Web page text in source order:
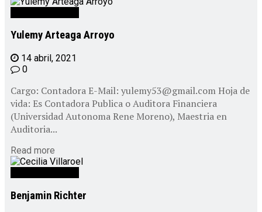
Yulemy Arteaga Arroyo
14 abril, 2021
0
Cargo: Contadora E-Mail: yulemy53@gmail.com Hoja de
vida: Es Contadora Publica o Auditora Financiera
(Universidad Autonoma Rene Moreno), Maestria en
Auditoria...
Read more
Benjamin Richter